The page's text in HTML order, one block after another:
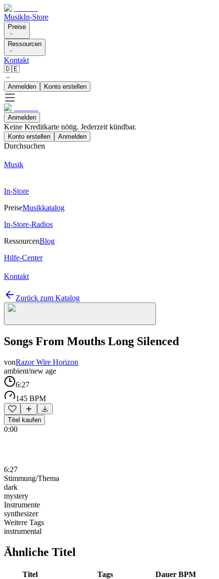
MusikIn-Store
Preise
Ressourcen
Kontakt
🇩🇪
Anmelden Konto erstellen
Anmelden
Keine Kreditkarte nötig. Jederzeit kündbar.
Konto erstellen Anmelden
Durchsuchen
Musik
In-Store
PreiseMusikkatalog
In-Store-Radios
RessourcenBlog
Hilfe-Center
Kontakt
Zurück zum Katalog
Songs From Mouths Long Silenced
vonRazor Wire Horizon
ambient/new age
6:27
145 BPM
Titel kaufen
0:00
6:27
Stimmung/Thema
dark
mystery
Instrumente
synthesizer
Weitere Tags
instrumental
Ähnliche Titel
Titel Tags Dauer BPM